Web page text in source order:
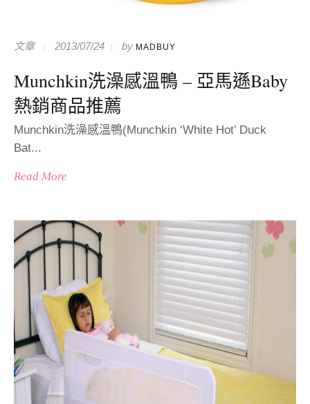
文章 2013/07/24 by MADBUY
Munchkin洗澡感溫鴨 – 亞馬遜Baby
熱銷商品推薦
Munchkin洗澡感溫鴨(Munchkin ‘White Hot’ Duck
Bat...
Read More